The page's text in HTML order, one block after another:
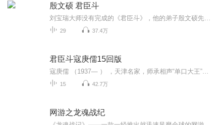
殷文硕 君臣斗
29 37.4万
君臣斗寇庚儒15回版
15 42.7万
网游之龙魂战纪